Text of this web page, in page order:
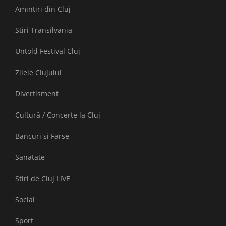
Amintiri din Cluj
Stiri Transilvania
Untold Festival Cluj
Zilele Clujului
Divertisment
Cultură / Concerte la Cluj
Bancuri și Farse
Sanatate
Stiri de Cluj LIVE
Social
Sport